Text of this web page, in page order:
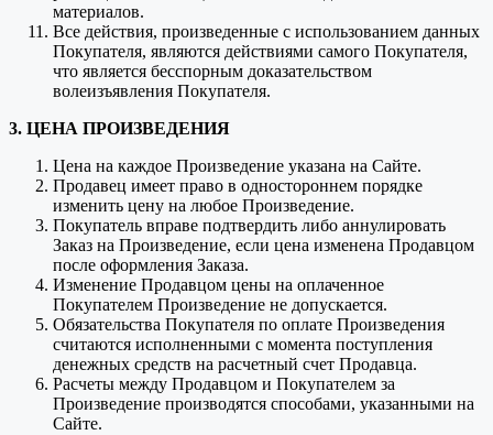
материалов.
Все действия, произведенные с использованием данных
Покупателя, являются действиями самого Покупателя,
что является бесспорным доказательством
волеизъявления Покупателя.
3. ЦЕНА ПРОИЗВЕДЕНИЯ
Цена на каждое Произведение указана на Сайте.
Продавец имеет право в одностороннем порядке
изменить цену на любое Произведение.
Покупатель вправе подтвердить либо аннулировать
Заказ на Произведение, если цена изменена Продавцом
после оформления Заказа.
Изменение Продавцом цены на оплаченное
Покупателем Произведение не допускается.
Обязательства Покупателя по оплате Произведения
считаются исполненными с момента поступления
денежных средств на расчетный счет Продавца.
Расчеты между Продавцом и Покупателем за
Произведение производятся способами, указанными на
Сайте.